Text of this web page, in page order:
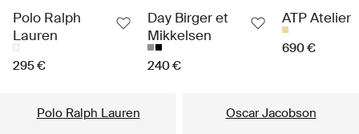
Polo Ralph
Lauren
295 €
Day Birger et
Mikkelsen
240 €
ATP Atelier
690 €
Polo Ralph Lauren Oscar Jacobson